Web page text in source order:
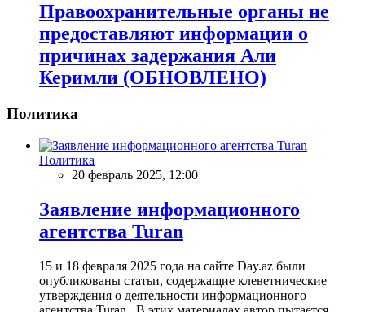
Правоохранительные органы не
предоставляют информации о
причинах задержания Али
Керимли (ОБНОВЛЕНО)
Политика
Политика
20 февраль 2025, 12:00
Заявление информационного
агентства Turan
15 и 18 февраля 2025 года на сайте Day.az были
опубликованы статьи, содержащие клеветнические
утверждения о деятельности информационного